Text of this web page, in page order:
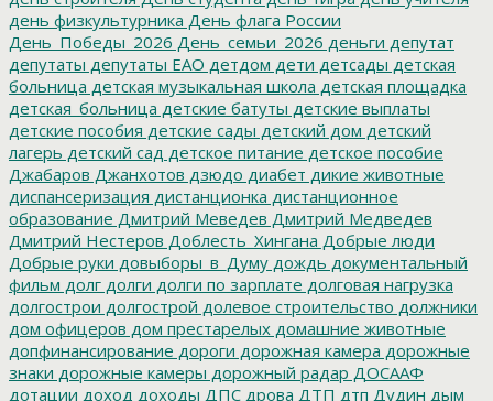
день физкультурника День флага России
День_Победы_2026 День_семьи_2026 деньги депутат
депутаты депутаты ЕАО детдом дети детсады детская
больница детская музыкальная школа детская площадка
детская_больница детские батуты детские выплаты
детские пособия детские сады детский дом детский
лагерь детский сад детское питание детское пособие
Джабаров Джанхотов дзюдо диабет дикие животные
диспансеризация дистанционка дистанционное
образование Дмитрий Меведев Дмитрий Медведев
Дмитрий Нестеров Доблесть_Хингана Добрые люди
Добрые руки довыборы_в_Думу дождь документальный
фильм долг долги долги по зарплате долговая нагрузка
долгострои долгострой долевое строительство должники
дом офицеров дом престарелых домашние животные
допфинансирование дороги дорожная камера дорожные
знаки дорожные камеры дорожный радар ДОСААФ
дотации доход доходы ДПС дрова ДТП дтп Дудин дым